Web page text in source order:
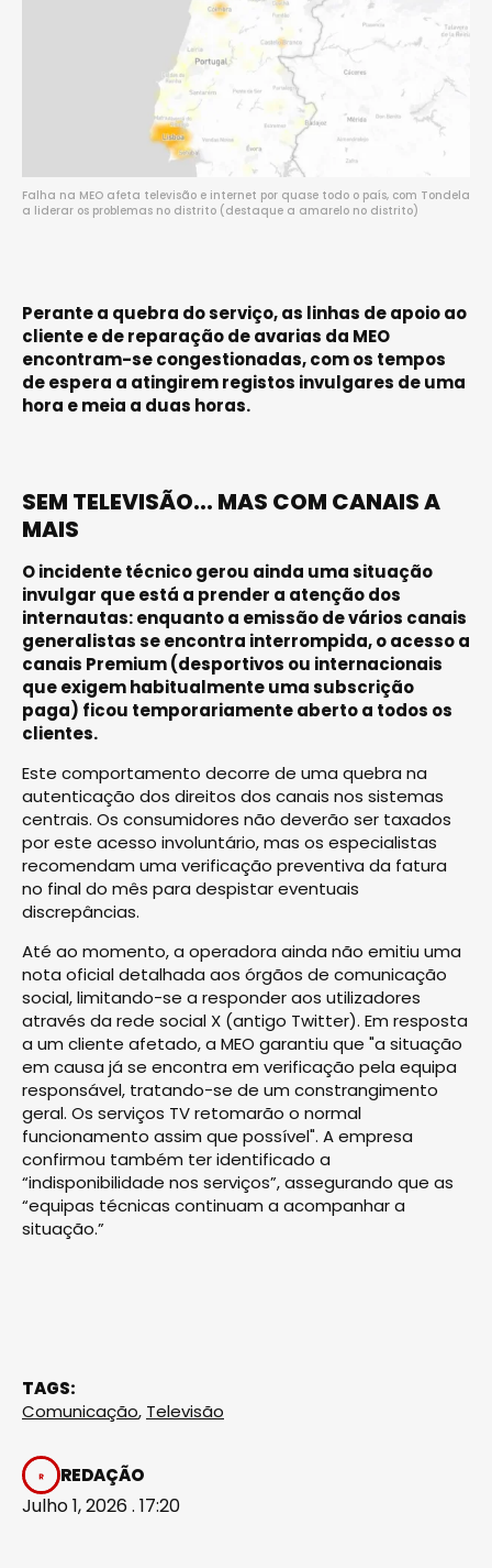
Falha na MEO afeta televisão e internet por quase todo o país, com Tondela
a liderar os problemas no distrito (destaque a amarelo no distrito)
Perante a quebra do serviço, as linhas de apoio ao
cliente e de reparação de avarias da MEO
encontram-se congestionadas, com os tempos
de espera a atingirem registos invulgares de uma
hora e meia a duas horas.
SEM TELEVISÃO... MAS COM CANAIS A
MAIS
O incidente técnico gerou ainda uma situação
invulgar que está a prender a atenção dos
internautas: enquanto a emissão de vários canais
generalistas se encontra interrompida, o acesso a
canais Premium (desportivos ou internacionais
que exigem habitualmente uma subscrição
paga) ficou temporariamente aberto a todos os
clientes.
Este comportamento decorre de uma quebra na
autenticação dos direitos dos canais nos sistemas
centrais. Os consumidores não deverão ser taxados
por este acesso involuntário, mas os especialistas
recomendam uma verificação preventiva da fatura
no final do mês para despistar eventuais
discrepâncias.
Até ao momento, a operadora ainda não emitiu uma
nota oficial detalhada aos órgãos de comunicação
social, limitando-se a responder aos utilizadores
através da rede social X (antigo Twitter). Em resposta
a um cliente afetado, a MEO garantiu que "a situação
em causa já se encontra em verificação pela equipa
responsável, tratando-se de um constrangimento
geral. Os serviços TV retomarão o normal
funcionamento assim que possível". A empresa
confirmou também ter identificado a
“indisponibilidade nos serviços”, assegurando que as
“equipas técnicas continuam a acompanhar a
situação.”
TAGS:
Comunicação, Televisão
REDAÇÃO
Julho 1, 2026 . 17:20